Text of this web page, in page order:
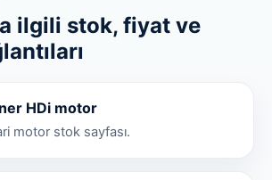
ilgili stok, fiyat ve
HDi motor
motor stok sayfası.